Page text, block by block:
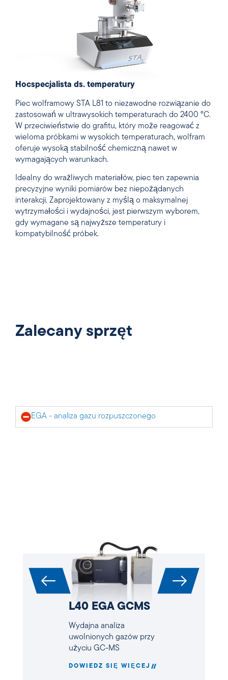
Hocspecjalista ds. temperatury
Piec wolframowy STA L81 to niezawodne rozwiązanie do
zastosowań w ultrawysokich temperaturach do 2400 °C.
W przeciwieństwie do grafitu, który może reagować z
wieloma próbkami w wysokich temperaturach, wolfram
oferuje wysoką stabilność chemiczną nawet w
wymagających warunkach.
Idealny do wrażliwych materiałów, piec ten zapewnia
precyzyjne wyniki pomiarów bez niepożądanych
interakcji. Zaprojektowany z myślą o maksymalnej
wytrzymałości i wydajności, jest pierwszym wyborem,
gdy wymagane są najwyższe temperatury i
kompatybilność próbek.
Zalecany sprzęt
EGA - analiza gazu rozpuszczonego
L40 EGA GCMS
Wydajna analiza
uwolnionych gazów przy
użyciu GC-MS
DOWIEDZ SIĘ WIĘCEJ